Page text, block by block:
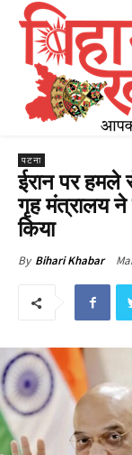
पटना
ईरान पर हमले
गृह मंत्रालय ने
किया
By Bihari Khabar